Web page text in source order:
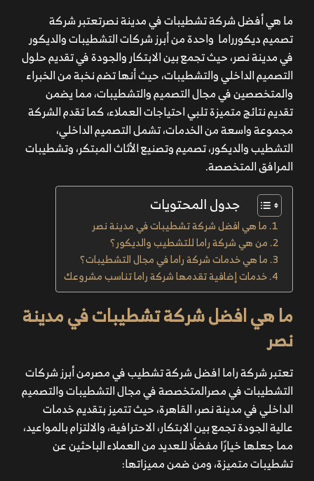
ما هي أفضل شركة تشطيبات في مدينة نصرتعتبر شركة
تصميم ديكورراما واحدة من أبرز شركات التشطيبات والديكور
في مدينة نصر، حيث تجمع بين الابتكار والجودة في تقديم حلول
التصميم الداخلي والتشطيبات، حيث أنها تضم نخبة من الخبراء
والمتخصصين في مجال التصميم والتشطيبات، مما يضمن
تقديم نتائج متميزة تلبي احتياجات العملاء، كما تقدم الشركة
مجموعة واسعة من الخدمات، تشمل التصميم الداخلي،
التشطيب والديكور، تصميم وتصنيع الأثاث المبتكر، وتشطيبات
المرافق المتخصصة.
جدول المحتويات
ما هي افضل شركة تشطيبات في مدينة نصر
من هي شركة راما للتشطيب والديكور؟
ما هي خدمات شركة راما في مجال التشطيبات؟
خدمات إضافية تقدمها شركة راما تناسب مشروعك
ما هي افضل شركة تشطيبات في مدينة
نصر
تعتبر شركة راما افضل شركة تشطيب في مصرمن أبرز شركات
التشطيبات في مصرالمتخصصة في مجال التشطيبات والتصميم
الداخلي في مدينة نصر، القاهرة، حيث تتميز بتقديم خدمات
عالية الجودة تجمع بين الابتكار، الاحترافية، والالتزام بالمواعيد،
مما جعلها خيارًا مفضلًا للعديد من العملاء الباحثين عن
تشطيبات متميزة، ومن ضمن مميزاتها: